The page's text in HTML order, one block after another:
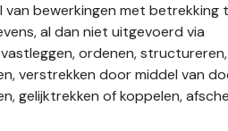
van bewerkingen met betrekking
al dan niet uitgevoerd via
ordenen,
verstrekken door middel van
gelijktrekken of koppelen,